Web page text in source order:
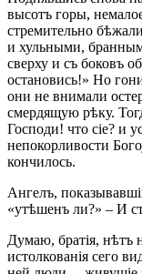
высотъ горы,
стремительно
и хульными,
сверху и съ боковъ
остановись!» Но
они не внимали
смердящую рѣку.
Господи! что сіе? и
непокорливости
кончилось.
Ангелъ,
«утѣшенъ ли?» – И
Думаю, братія, нѣтъ
истолкованія сего